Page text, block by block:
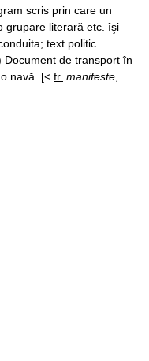
scris prin care un
grupare literară etc. îşi
text politic
Document de transport în
navă. [< fr. manifeste,